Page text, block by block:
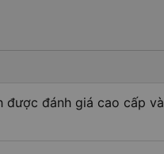
được đánh giá cao cấp và